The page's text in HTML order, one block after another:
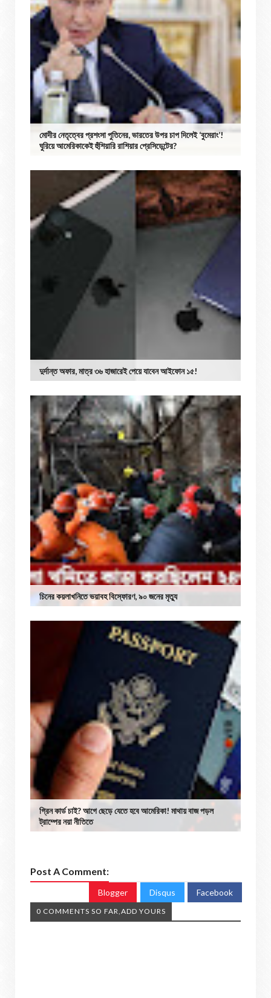
মোদীর নেতৃত্বের প্রশংসা পুতিনের, ভারতের উপর চাপ দিলেই ‘বুমেরাং’!
ঘুরিয়ে আমেরিকাকেই হুঁশিয়ারি রাশিয়ার প্রেসিডেন্টের?
দুর্দান্ত অফার, মাত্র ৩৬ হাজারেই পেয়ে যাবেন আইফোন ১৫!
চিনের কয়লাখনিতে ভয়াবহ বিস্ফোরণ, ৯০ জনের মৃত্যু
গ্রিন কার্ড চাই? আগে ছেড়ে যেতে হবে আমেরিকা! মাথায় বাজ পড়ল
ট্রাম্পের নয়া নীতিতে
Post A Comment:
Blogger Disqus Facebook
0 COMMENTS SO FAR,ADD YOURS